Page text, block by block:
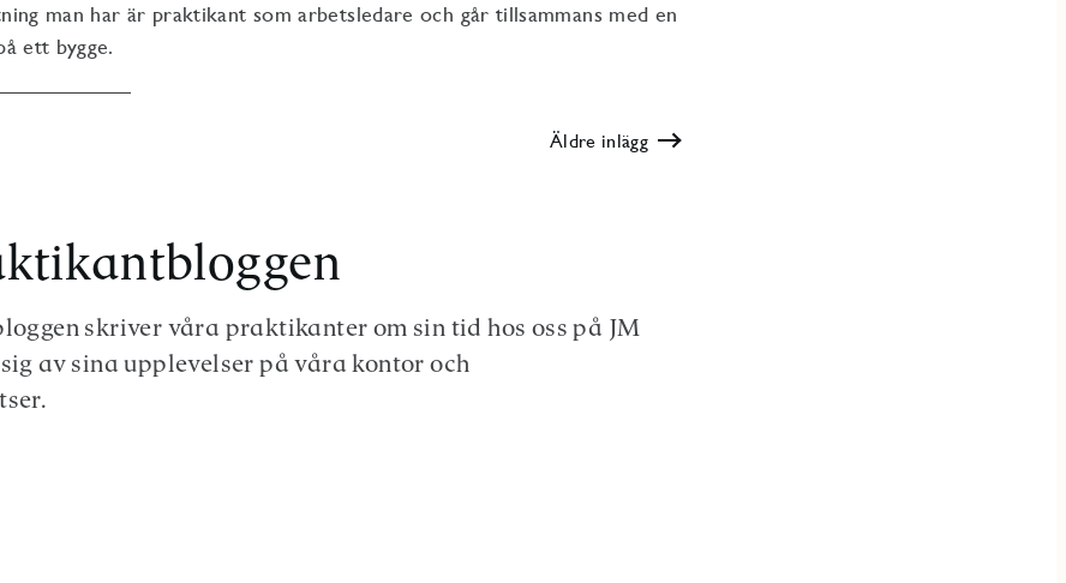
man har är praktikant som arbetsledare och går tillsammans med en
ett bygge.
Äldre inlägg
skriver våra praktikanter om sin tid hos oss på JM
av sina upplevelser på våra kontor och